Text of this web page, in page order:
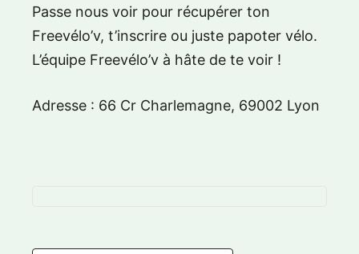
Passe nous voir pour récupérer ton
Freevélo’v, t’inscrire ou juste papoter vélo.
L’équipe Freevélo’v à hâte de te voir !
Adresse : 66 Cr Charlemagne, 69002 Lyon